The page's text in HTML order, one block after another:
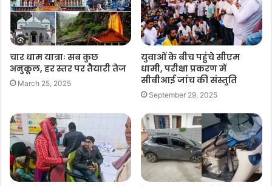
चार धाम यात्राः सब कुछ
अनुकूल, हर स्तर पर तैयारी तेज
March 25, 2025
युवाओं के बीच पहुंचे सीएम
धामी, परीक्षा प्रकरण में
सीबीआई जांच की संस्तुति
September 29, 2025